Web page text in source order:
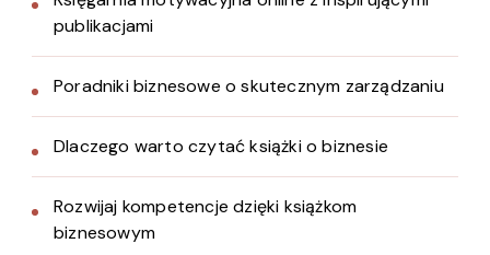
publikacjami
Poradniki biznesowe o skutecznym zarządzaniu
Dlaczego warto czytać książki o biznesie
Rozwijaj kompetencje dzięki książkom
biznesowym